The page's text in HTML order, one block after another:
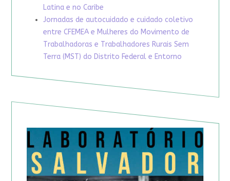
Latina e no Caribe
Jornadas de autocuidado e cuidado coletivo
entre CFEMEA e Mulheres do Movimento de
Trabalhadoras e Trabalhadores Rurais Sem
Terra (MST) do Distrito Federal e Entorno